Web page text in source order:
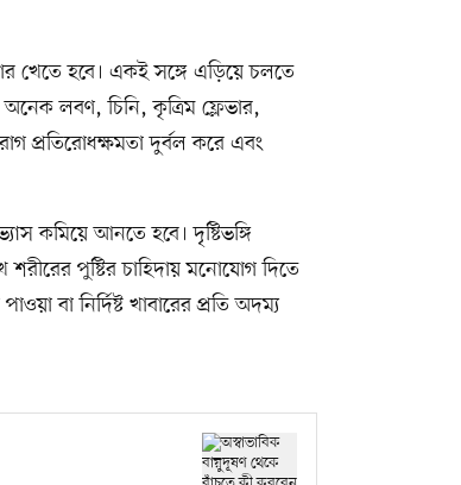
খেতে হবে। একই সঙ্গে এড়িয়ে চলতে
অনেক লবণ, চিনি, কৃত্রিম ফ্লেভার,
প্রতিরোধক্ষমতা দুর্বল করে এবং
কমিয়ে আনতে হবে। দৃষ্টিভঙ্গি
শরীরের পুষ্টির চাহিদায় মনোযোগ দিতে
বা নির্দিষ্ট খাবারের প্রতি অদম্য